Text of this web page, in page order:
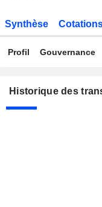
Synthèse
Profil Gouvernance
Historique des